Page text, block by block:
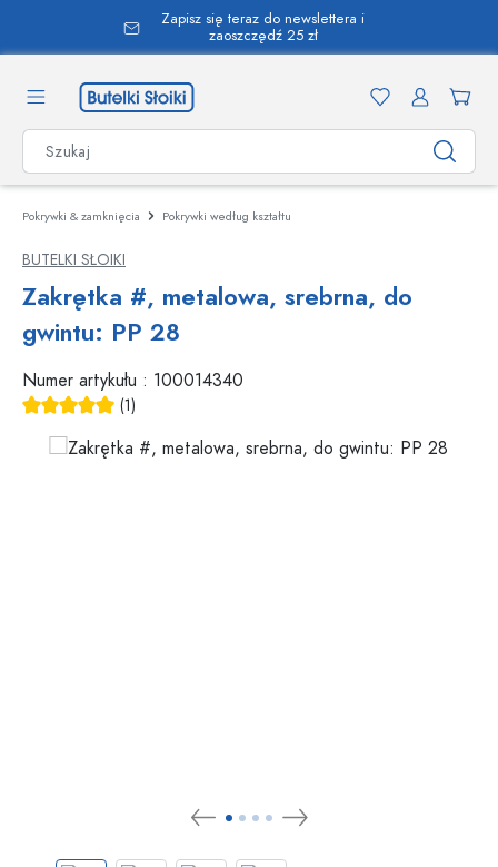
zawartości
Zapisz się teraz do newslettera i
zaoszczędź 25 zł
Pokrywki & zamknięcia Pokrywki według kształtu
BUTELKI SŁOIKI
Zakrętka #, metalowa, srebrna, do
gwintu: PP 28
Numer artykułu : 100014340
(1)